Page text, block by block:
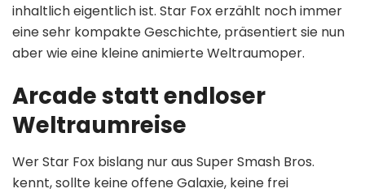
inhaltlich eigentlich ist. Star Fox erzählt noch immer
eine sehr kompakte Geschichte, präsentiert sie nun
aber wie eine kleine animierte Weltraumoper.
Arcade statt endloser
Weltraumreise
Wer Star Fox bislang nur aus Super Smash Bros.
kennt, sollte keine offene Galaxie, keine frei